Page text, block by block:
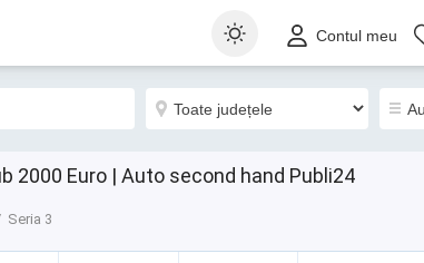
Contul meu
2000 Euro | Auto second hand Publi24
Seria 3
Sortează